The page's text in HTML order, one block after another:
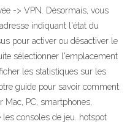
-> VPN. Désormais, vous
indiquant l'état du
pour activer ou désactiver le
sélectionner l'emplacement
les statistiques sur les
guide pour savoir comment
PC, smartphones,
consoles de jeu. hotspot